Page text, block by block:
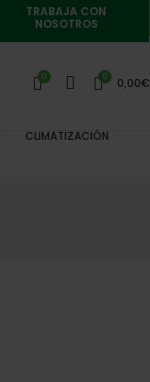
TRABAJA CON
NOSOTROS
0 0 0,00€
CLIMATIZACIÓN